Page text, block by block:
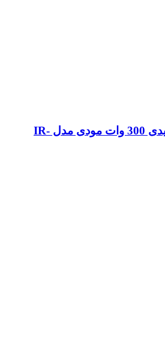
چراغ سوله ای خورشیدی 300 وات مودی مدل IR-